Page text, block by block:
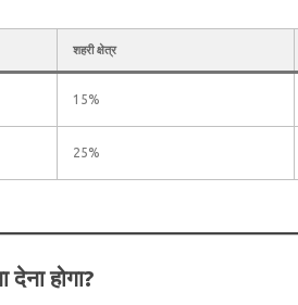
शहरी क्षेत्र
15%
25%
होगा?